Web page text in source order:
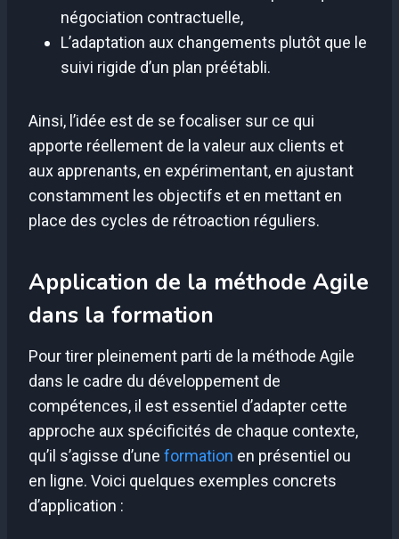
négociation contractuelle,
L’adaptation aux changements plutôt que le
suivi rigide d’un plan préétabli.
Ainsi, l’idée est de se focaliser sur ce qui
apporte réellement de la valeur aux clients et
aux apprenants, en expérimentant, en ajustant
constamment les objectifs et en mettant en
place des cycles de rétroaction réguliers.
Application de la méthode Agile
dans la formation
Pour tirer pleinement parti de la méthode Agile
dans le cadre du développement de
compétences, il est essentiel d’adapter cette
approche aux spécificités de chaque contexte,
qu’il s’agisse d’une formation en présentiel ou
en ligne. Voici quelques exemples concrets
d’application :